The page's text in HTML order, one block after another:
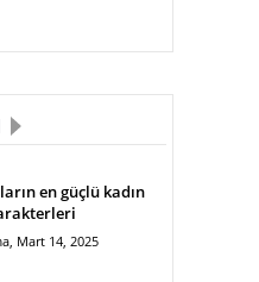
en güçlü kadın
Mart 14, 2025